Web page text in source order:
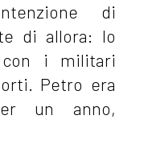
di
di allora: lo
con i militari
Petro era
un anno,